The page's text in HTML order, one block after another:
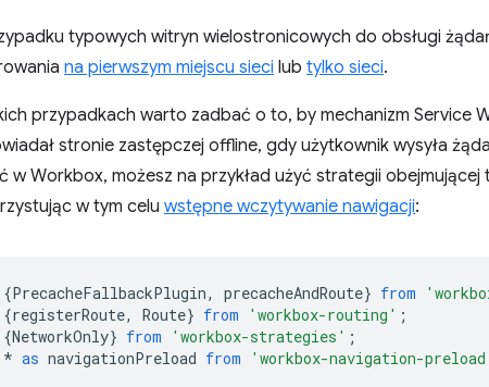
typowych witryn wielostronicowych do obsługi
na pierwszym miejscu sieci lub tylko sieci.
przypadkach warto zadbać o to, by mechanizm Service
stronie zastępczej offline, gdy użytkownik wysyła
w Workbox, możesz na przykład użyć strategii
w tym celu wstępne wczytywanie nawigacji:
{PrecacheFallbackPlugin, precacheAndRoute} from
{registerRoute, Route} from 'workbox-routing' ;
{NetworkOnly} from 'workbox-strategies' ;
* as navigationPreload from 'workbox-navigation-